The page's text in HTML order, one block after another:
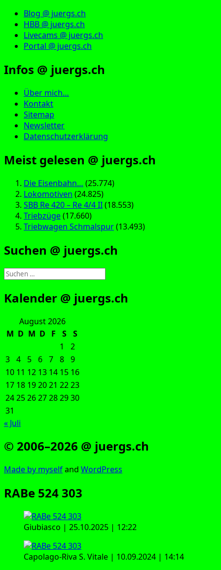
Blog @ juergs.ch
HBB @ juergs.ch
Livecams @ juergs.ch
Portal @ juergs.ch
Infos @ juergs.ch
Über mich…
Kontakt
Sitemap
Newsletter
Datenschutzerklärung
Meist gelesen @ juergs.ch
Die Eisenbahn… (25.774)
Lokomotiven (24.825)
SBB Re 420 – Re 4/4 II(18.553)
Triebzüge(17.660)
Triebwagen Schmalspur(13.493)
Suchen @ juergs.ch
Suchen
nach:
Kalender @ juergs.ch
August 2026
M D M D F S
S
1
2
3 4 5 6 7 8 9
10 11 12 13 14 15 16
17 18 192021 2223
24252627282930
31
« Juli
© 2006–2026 @ juergs.ch
Made by mys­elfand Word­Press
RABe 524 303
Giubi­as­co | 25.10.2025 | 12:22
Capo­la­go-Riva S. Vita­le | 10.09.2024 | 14:14